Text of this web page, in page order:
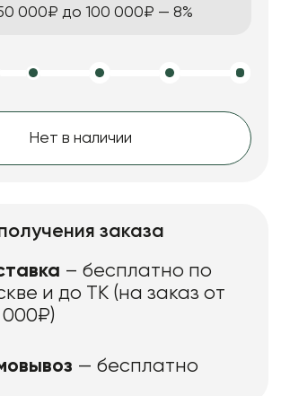
000₽ до 100 000₽ — 8%
Нет в наличии
заказа
– бесплатно по
и до ТК (на заказ от
000₽)
— бесплатно